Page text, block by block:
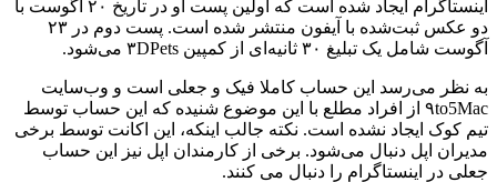
اینستاگرام ایجاد شده است که اولین پست او در تاریخ ۲۰ آگوست با
دو عکس ثبت‌شده با آیفون منتشر شده است. پست دوم در ۲۳
آگوست شامل یک تبلیغ ۳۰ ثانیه‌ای از کمپین ۳DPets می‌شود.
به نظر می‌رسد این حساب کاملا فیک و جعلی است و وب‌سایت
۹to5Mac از افراد مطلع با این موضوع شنیده که این حساب توسط
تیم کوک ایجاد نشده است. نکته جالب اینکه، این اکانت توسط برخی
مدیران اپل دنبال می‌شود. برخی از کارمندان اپل نیز این حساب
جعلی در اینستاگرام را دنبال می کنند.